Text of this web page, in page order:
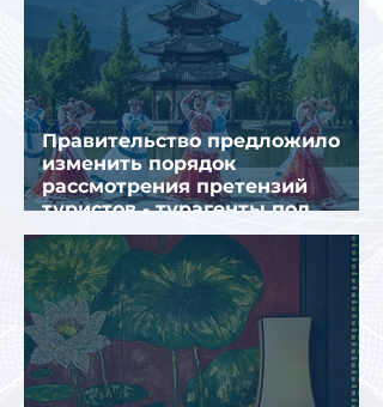
Правительство предложило
изменить порядок
рассмотрения претензий
туристов - турагенты под
ударом!